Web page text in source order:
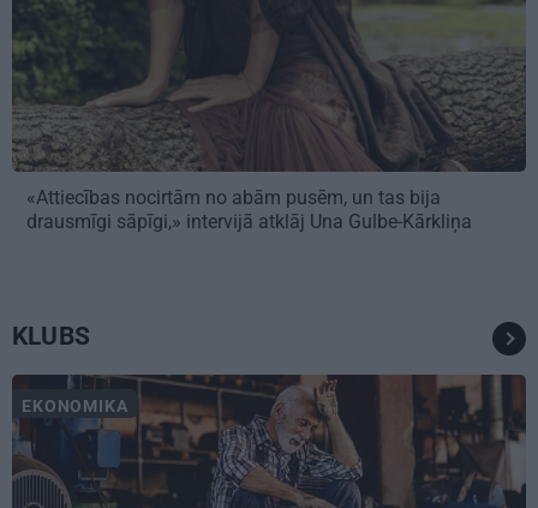
«Attiecības nocirtām no abām pusēm, un tas bija
drausmīgi sāpīgi,» intervijā atklāj Una Gulbe-Kārkliņa
KLUBS
EKONOMIKA